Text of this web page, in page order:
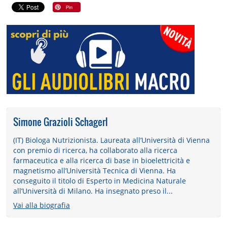
Simone Grazioli Schagerl
(IT) Biologa Nutrizionista. Laureata all’Università di Vienna
con premio di ricerca, ha collaborato alla ricerca
farmaceutica e alla ricerca di base in bioelettricità e
magnetismo all’Università Tecnica di Vienna. Ha
conseguito il titolo di Esperto in Medicina Naturale
all’Università di Milano. Ha insegnato preso il...
Vai alla biografia